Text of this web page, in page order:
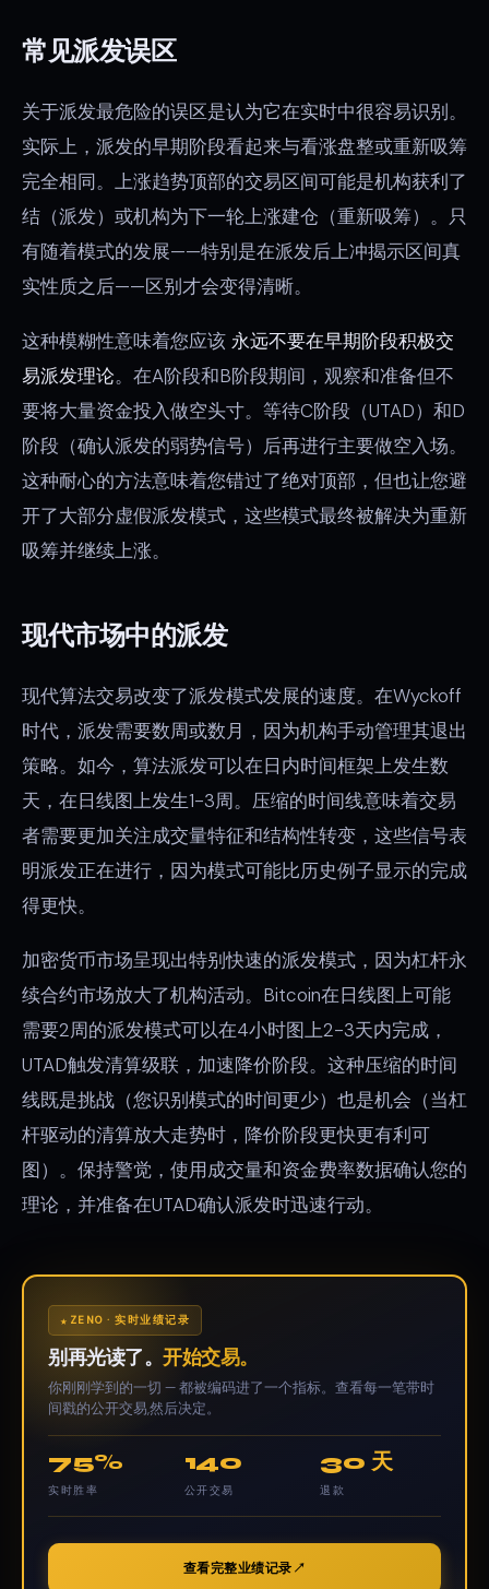
常见派发误区
关于派发最危险的误区是认为它在实时中很容易识别。
实际上，派发的早期阶段看起来与看涨盘整或重新吸筹
完全相同。上涨趋势顶部的交易区间可能是机构获利了
结（派发）或机构为下一轮上涨建仓（重新吸筹）。只
有随着模式的发展——特别是在派发后上冲揭示区间真
实性质之后——区别才会变得清晰。
这种模糊性意味着您应该 永远不要在早期阶段积极交
易派发理论。在A阶段和B阶段期间，观察和准备但不
要将大量资金投入做空头寸。等待C阶段（UTAD）和D
阶段（确认派发的弱势信号）后再进行主要做空入场。
这种耐心的方法意味着您错过了绝对顶部，但也让您避
开了大部分虚假派发模式，这些模式最终被解决为重新
吸筹并继续上涨。
现代市场中的派发
现代算法交易改变了派发模式发展的速度。在Wyckoff
时代，派发需要数周或数月，因为机构手动管理其退出
策略。如今，算法派发可以在日内时间框架上发生数
天，在日线图上发生1-3周。压缩的时间线意味着交易
者需要更加关注成交量特征和结构性转变，这些信号表
明派发正在进行，因为模式可能比历史例子显示的完成
得更快。
加密货币市场呈现出特别快速的派发模式，因为杠杆永
续合约市场放大了机构活动。Bitcoin在日线图上可能
需要2周的派发模式可以在4小时图上2-3天内完成，
UTAD触发清算级联，加速降价阶段。这种压缩的时间
线既是挑战（您识别模式的时间更少）也是机会（当杠
杆驱动的清算放大走势时，降价阶段更快更有利可
图）。保持警觉，使用成交量和资金费率数据确认您的
理论，并准备在UTAD确认派发时迅速行动。
ZENO · 实时业绩记录
别再光读了。 开始交易。
你刚刚学到的一切 — 都被编码进了一个指标。查看每一笔带时
间戳的公开交易,然后决定。
75%
实时胜率
140
公开交易
30 天
退款
查看完整业绩记录